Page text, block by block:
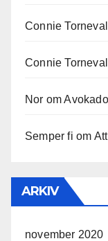
Connie Tornevall
Connie Tornevall
Nor om
Semper fi om
ARKIV
november 2020